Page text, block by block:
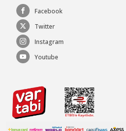
Facebook
Twitter
Instagram
Youtube